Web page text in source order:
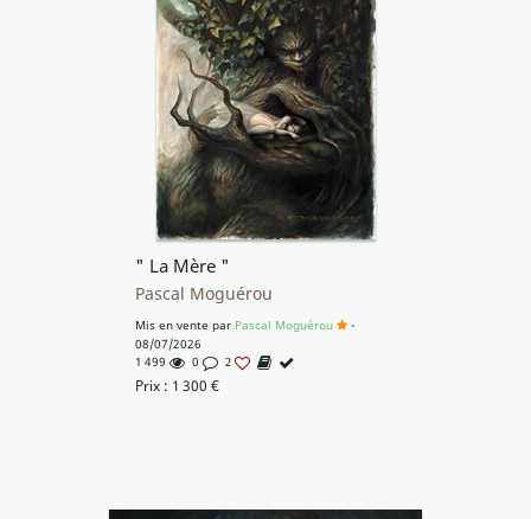
" La Mère "
Pascal Moguérou
Mis en vente par Pascal Moguérou
-
08/07/2026
1 499
0 2
Prix : 1 300 €